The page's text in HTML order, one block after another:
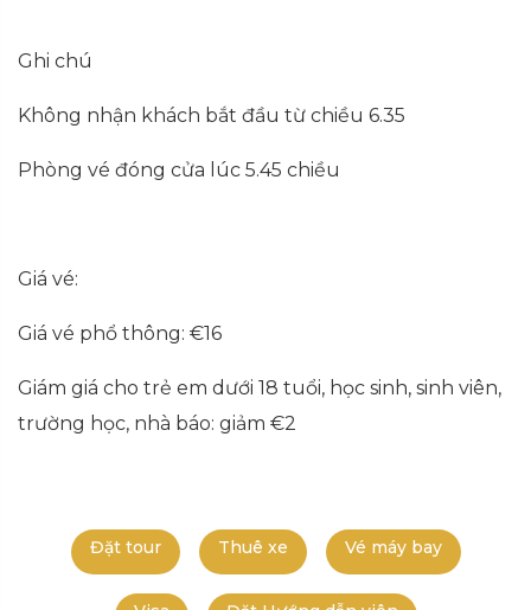
Ghi chú
Không nhận khách bắt đầu từ chiều 6.35
Phòng vé đóng cửa lúc 5.45 chiều
Giá vé:
Giá vé phổ thông: €16
Giám giá cho trẻ em dưới 18 tuổi, học sinh, sinh viên,
trường học, nhà báo: giảm €2
Đặt tour Thuê xe Vé máy bay